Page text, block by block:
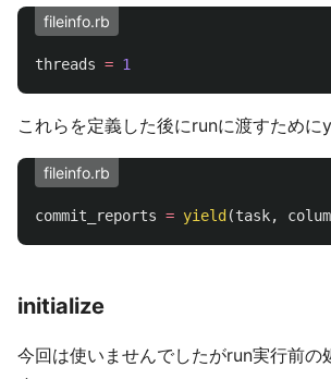
fileinfo.rb
threads = 1
これらを定義した後にrunに渡すため
fileinfo.rb
commit_reports = yield (task,
initialize
今回は使いませんでしたがrun実行前の